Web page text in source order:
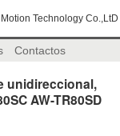
Technology Co.,LtD
Contactos
unidireccional,
AW-TR80SD